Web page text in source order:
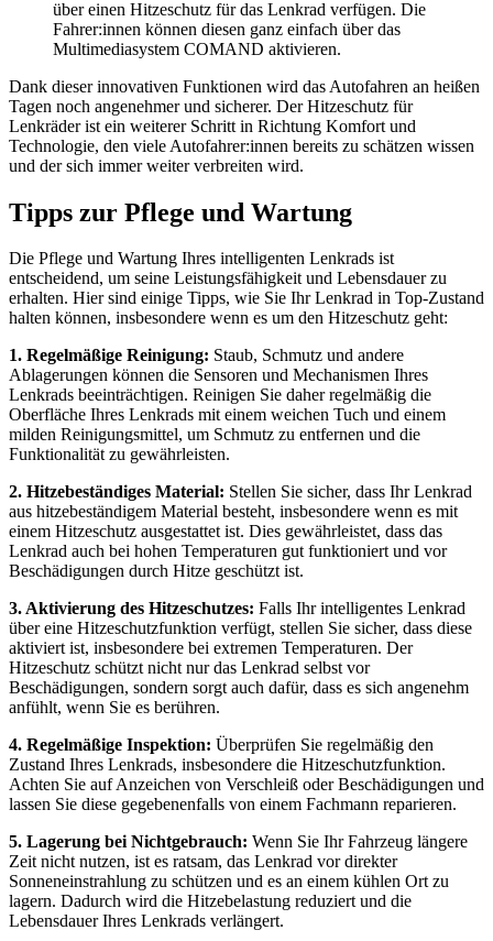
über einen Hitzeschutz für das Lenkrad verfügen. Die
Fahrer:innen können diesen ganz einfach über das
Multimediasystem COMAND aktivieren.
Dank dieser innovativen Funktionen wird das Autofahren an heißen
Tagen noch angenehmer und sicherer. Der Hitzeschutz für
Lenkräder ist ein weiterer Schritt in Richtung Komfort und
Technologie, den viele Autofahrer:innen bereits zu schätzen wissen
und der sich immer weiter verbreiten wird.
Tipps zur Pflege und Wartung
Die Pflege und Wartung Ihres intelligenten Lenkrads ist
entscheidend, um seine Leistungsfähigkeit und Lebensdauer zu
erhalten. Hier sind einige Tipps, wie Sie Ihr Lenkrad in Top-Zustand
halten können, insbesondere wenn es um den Hitzeschutz geht:
1. Regelmäßige Reinigung: Staub, Schmutz und andere
Ablagerungen können die Sensoren und Mechanismen Ihres
Lenkrads beeinträchtigen. Reinigen Sie daher regelmäßig die
Oberfläche Ihres Lenkrads mit einem weichen Tuch und einem
milden Reinigungsmittel, um Schmutz zu entfernen und die
Funktionalität zu gewährleisten.
2. Hitzebeständiges Material: Stellen Sie sicher, dass Ihr Lenkrad
aus hitzebeständigem Material besteht, insbesondere wenn es mit
einem Hitzeschutz ausgestattet ist. Dies gewährleistet, dass das
Lenkrad auch bei hohen Temperaturen gut funktioniert und vor
Beschädigungen durch Hitze geschützt ist.
3. Aktivierung des Hitzeschutzes: Falls Ihr intelligentes Lenkrad
über eine Hitzeschutzfunktion verfügt, stellen Sie sicher, dass diese
aktiviert ist, insbesondere bei extremen Temperaturen. Der
Hitzeschutz schützt nicht nur das Lenkrad selbst vor
Beschädigungen, sondern sorgt auch dafür, dass es sich angenehm
anfühlt, wenn Sie es berühren.
4. Regelmäßige Inspektion: Überprüfen Sie regelmäßig den
Zustand Ihres Lenkrads, insbesondere die Hitzeschutzfunktion.
Achten Sie auf Anzeichen von Verschleiß oder Beschädigungen und
lassen Sie diese gegebenenfalls von einem Fachmann reparieren.
5. Lagerung bei Nichtgebrauch: Wenn Sie Ihr Fahrzeug längere
Zeit nicht nutzen, ist es ratsam, das Lenkrad vor direkter
Sonneneinstrahlung zu schützen und es an einem kühlen Ort zu
lagern. Dadurch wird die Hitzebelastung reduziert und die
Lebensdauer Ihres Lenkrads verlängert.